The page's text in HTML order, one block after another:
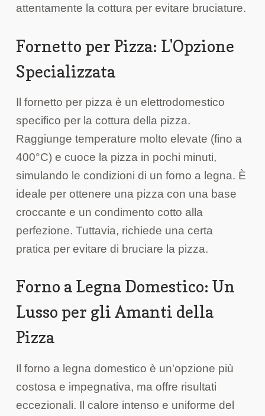
attentamente la cottura per evitare bruciature.
Fornetto per Pizza: L'Opzione
Specializzata
Il fornetto per pizza è un elettrodomestico
specifico per la cottura della pizza.
Raggiunge temperature molto elevate (fino a
400°C) e cuoce la pizza in pochi minuti,
simulando le condizioni di un forno a legna. È
ideale per ottenere una pizza con una base
croccante e un condimento cotto alla
perfezione. Tuttavia, richiede una certa
pratica per evitare di bruciare la pizza.
Forno a Legna Domestico: Un
Lusso per gli Amanti della
Pizza
Il forno a legna domestico è un'opzione più
costosa e impegnativa, ma offre risultati
eccezionali. Il calore intenso e uniforme del